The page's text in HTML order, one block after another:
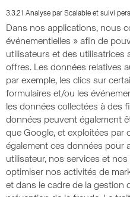
3.3.21 Analyse par Scalable et suivi
Dans nos applications, nous
événementielles » afin de
utilisateurs et des utilisatrices
offres. Les données relatives
par exemple, les clics sur
formulaires et/ou les
les données collectées à des
données peuvent également
que Google, et exploitées par
également ces données pour
utilisateur, nos services et
optimiser nos activités de
et dans le cadre de la gestion